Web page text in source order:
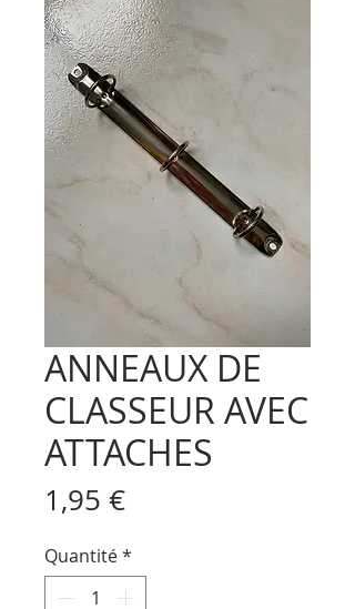
ANNEAUX DE
CLASSEUR AVEC
ATTACHES
1,95 €Prix
Quantité*